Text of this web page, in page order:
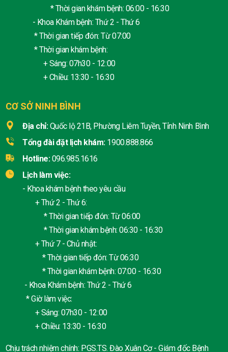
* Thời gian khám bệnh: 06:00 - 16:30
- Khoa Khám bệnh: Thứ 2 - Thứ 6
* Thời gian tiếp đón: Từ 07:00
* Thời gian khám bệnh:
+ Sáng: 07h30 - 12:00
+ Chiều: 13:30 - 16:30
CƠ SỞ NINH BÌNH
Địa chỉ: Quốc lộ 21B, Phường Liêm Tuyền, Tỉnh Ninh Bình
Tổng đài đặt lịch khám: 1900.888.866
Hotline: 096.985.1616
Lịch làm việc:
- Khoa khám bệnh theo yêu cầu
+ Thứ 2 - Thứ 6:
* Thời gian tiếp đón: Từ 06:00
* Thời gian khám bệnh: 06:30 - 16:30
+ Thứ 7 - Chủ nhật:
* Thời gian tiếp đón: Từ 06:30
* Thời gian khám bệnh: 07:00 - 16:30
- Khoa Khám bệnh: Thứ 2 - Thứ 6
* Giờ làm việc:
+ Sáng: 07h30 - 12:00
+ Chiều: 13:30 - 16:30
Chịu trách nhiệm chính: PGS.TS. Đào Xuân Cơ - Giám đốc Bệnh